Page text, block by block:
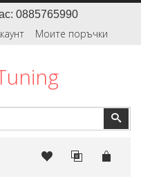
0885765990
Моите поръчки